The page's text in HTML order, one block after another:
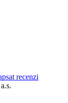
recenzi